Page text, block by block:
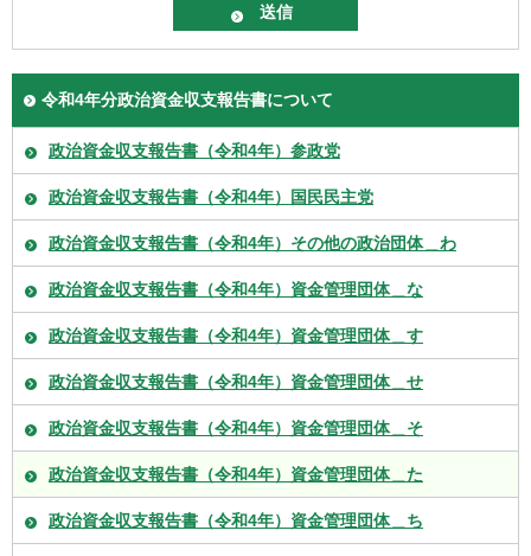
令和4年分政治資金収支報告書について
政治資金収支報告書（令和4年）参政党
政治資金収支報告書（令和4年）国民民主党
政治資金収支報告書（令和4年）その他の政治団体＿わ
政治資金収支報告書（令和4年）資金管理団体＿な
政治資金収支報告書（令和4年）資金管理団体＿す
政治資金収支報告書（令和4年）資金管理団体＿せ
政治資金収支報告書（令和4年）資金管理団体＿そ
政治資金収支報告書（令和4年）資金管理団体＿た
政治資金収支報告書（令和4年）資金管理団体＿ち